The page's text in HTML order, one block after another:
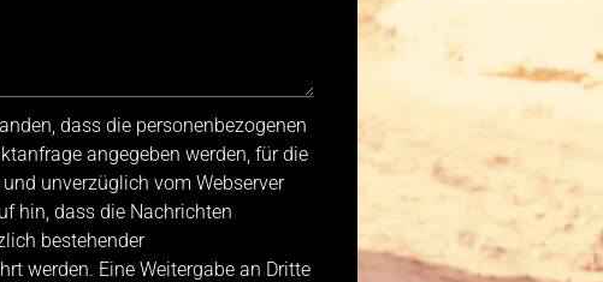
dass die personenbezogenen
angegeben werden, für die
unverzüglich vom Webserver
hin, dass die Nachrichten
bestehender
werden. Eine Weitergabe an Dritte